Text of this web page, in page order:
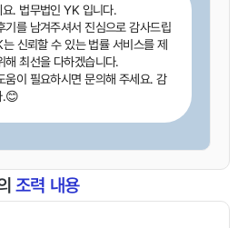
. 법무법인 YK 입니다.
기를 남겨주셔서 진심으로 감사드립
신뢰할 수 있는 법률 서비스를 제
해 최선을 다하겠습니다.
움이 필요하시면 문의해 주세요. 감
.😊
조력 내용